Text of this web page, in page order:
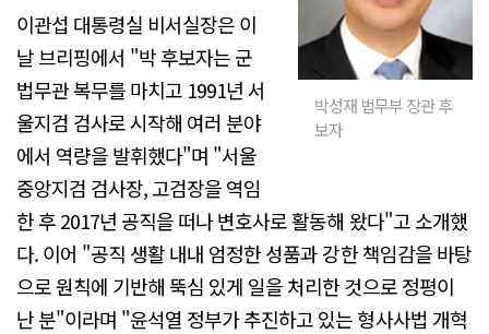
박성재 법무부 장관 후
보자
이관섭 대통령실 비서실장은 이
날 브리핑에서 "박 후보자는 군
법무관 복무를 마치고 1991년 서
울지검 검사로 시작해 여러 분야
에서 역량을 발휘했다"며 "서울
중앙지검 검사장, 고검장을 역임
한 후 2017년 공직을 떠나 변호사로 활동해 왔다"고 소개했
다. 이어 "공직 생활 내내 엄정한 성품과 강한 책임감을 바탕
으로 원칙에 기반해 뚝심 있게 일을 처리한 것으로 정평이
난 분"이라며 "윤석열 정부가 추진하고 있는 형사사법 개혁